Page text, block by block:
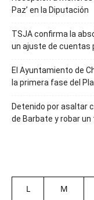
Paz’ en la Diputación
TSJA confirma la
un ajuste de cuentas
El Ayuntamiento de
la primera fase del
Detenido por asaltar
de Barbate y robar
L M